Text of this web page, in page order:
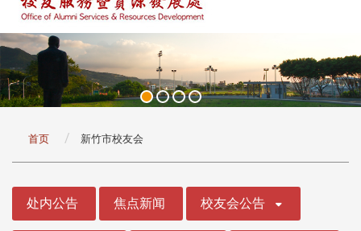
首页 新竹市校友会
处内公告 焦点新闻 校友会公告